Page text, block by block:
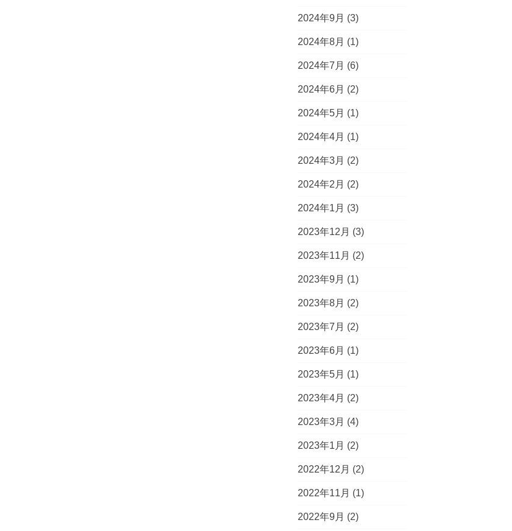
2024年9月 (3)
2024年8月 (1)
2024年7月 (6)
2024年6月 (2)
2024年5月 (1)
2024年4月 (1)
2024年3月 (2)
2024年2月 (2)
2024年1月 (3)
2023年12月 (3)
2023年11月 (2)
2023年9月 (1)
2023年8月 (2)
2023年7月 (2)
2023年6月 (1)
2023年5月 (1)
2023年4月 (2)
2023年3月 (4)
2023年1月 (2)
2022年12月 (2)
2022年11月 (1)
2022年9月 (2)